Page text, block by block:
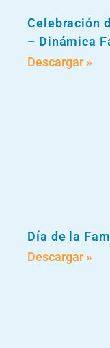
Celebración
– Dinámica
Descargar »
Día de la
Descargar »